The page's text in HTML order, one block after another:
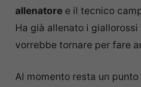
allenatore e il tecnico
Ha già allenato i giallorossi
vorrebbe tornare per fare
Al momento resta un